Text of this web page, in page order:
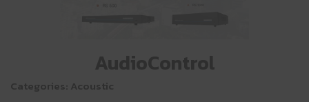
AudioControl
Categories: Acoustic